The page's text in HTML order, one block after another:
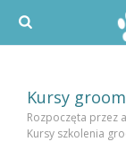
Kursy
Rozpoczęta przez
Kursy szkolenia